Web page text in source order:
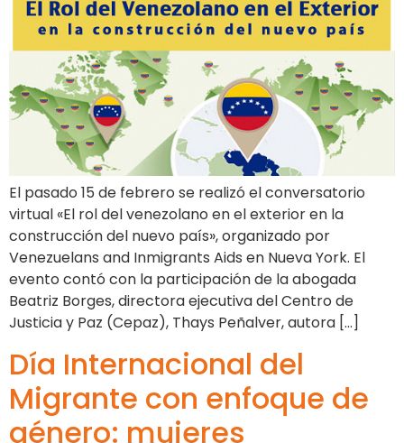
El pasado 15 de febrero se realizó el conversatorio
virtual «El rol del venezolano en el exterior en la
construcción del nuevo país», organizado por
Venezuelans and Inmigrants Aids en Nueva York. El
evento contó con la participación de la abogada
Beatriz Borges, directora ejecutiva del Centro de
Justicia y Paz (Cepaz), Thays Peñalver, autora […]
Día Internacional del
Migrante con enfoque de
género: mujeres